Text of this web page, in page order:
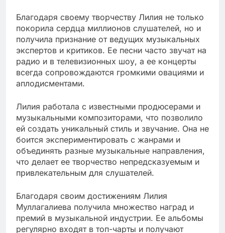
Благодаря своему творчеству Лилия не только
покорила сердца миллионов слушателей, но и
получила признание от ведущих музыкальных
экспертов и критиков. Ее песни часто звучат на
радио и в телевизионных шоу, а ее концерты
всегда сопровождаются громкими овациями и
аплодисментами.
Лилия работала с известными продюсерами и
музыкальными композиторами, что позволило
ей создать уникальный стиль и звучание. Она не
боится экспериментировать с жанрами и
объединять разные музыкальные направления,
что делает ее творчество непредсказуемым и
привлекательным для слушателей.
Благодаря своим достижениям Лилия
Муллагалиева получила множество наград и
премий в музыкальной индустрии. Ее альбомы
регулярно входят в топ-чарты и получают